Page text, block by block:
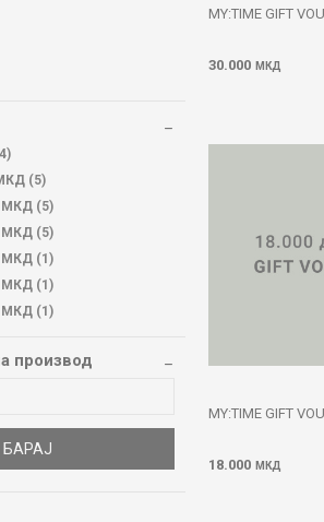
(5)
МКД (5)
МКД (5)
МКД (1)
МКД (1)
МКД (1)
производ
БАРАЈ
MY:TIME GIFT
30.000 МКД
MY:TIME GIFT
18.000 МКД